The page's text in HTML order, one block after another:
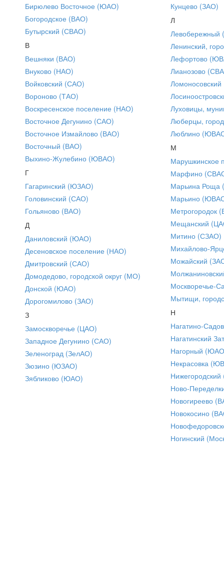
Бирюлево Восточное (ЮАО)
Богородское (ВАО)
Бутырский (СВАО)
В
Вешняки (ВАО)
Внуково (НАО)
Войковский (САО)
Вороново (ТАО)
Воскресенское поселение (НАО)
Восточное Дегунино (САО)
Восточное Измайлово (ВАО)
Восточный (ВАО)
Выхино-Жулебино (ЮВАО)
Г
Гагаринский (ЮЗАО)
Головинский (САО)
Гольяново (ВАО)
Д
Даниловский (ЮАО)
Десеновское поселение (НАО)
Дмитровский (САО)
Домодедово, городской округ (МО)
Донской (ЮАО)
Дорогомилово (ЗАО)
З
Замоскворечье (ЦАО)
Западное Дегунино (САО)
Зеленоград (ЗелАО)
Зюзино (ЮЗАО)
Зябликово (ЮАО)
Кунцево (ЗАО)
Л
Ленинский,
Лефортово
Лианозово
Луховицы,
Люберцы,
Люблино
М
Марушкинское
Марфино
Марьина Роща
Марьино
Метрогородок
Мещанский
Митино (СЗАО)
Михайлово-
Можайский
Москворечье-
Мытищи,
Н
Нагатино-
Нагатинский
Нагорный
Некрасовка
Ново-
Новогиреево
Новокосино
Ногинский